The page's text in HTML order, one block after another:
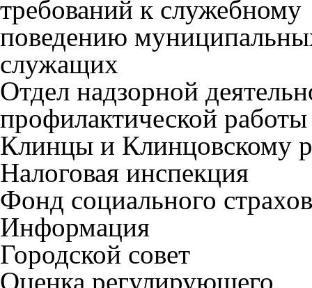
требований к служебному
поведению
служащих
Отдел надзорной
профилактической работы
Клинцы и Клинцовскому
Налоговая инспекция
Фонд социального
Информация
Городской совет
Оценка регулирующего